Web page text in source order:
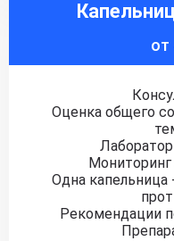
от
Оценка общего
Одна
Рекомендации